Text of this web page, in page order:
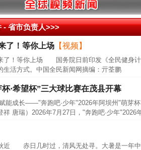
-省市负责人>>>
了！等你上场 【视频】
了！等你上场 国务院日前印发《全民健身计
生活方式。中国全民新闻网摘编：亓荃鹏
·希望杯”三大球比赛在茂县开幕
能成长——"奔跑吧·少年"2026年阿坝州"萌芽
唐瑞）2026年7月27日，"奔跑吧·少年"2026
赤日几时过，清风无处寻。大暑是一年中